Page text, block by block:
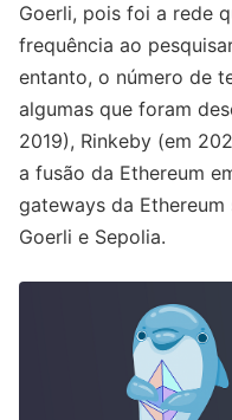
Goerli, pois foi a rede
frequência ao
entanto, o número de
algumas que foram
2019), Rinkeby (em
a fusão da Ethereum
gateways da
Goerli e Sepolia.